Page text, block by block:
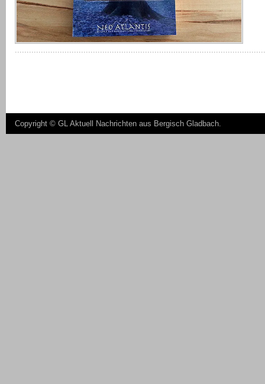
Copyright © GL Aktuell Nachrichten aus Bergisch Gladbach.